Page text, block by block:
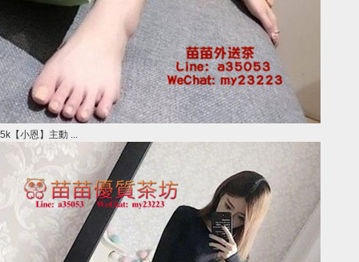
5k【小恩】主動 ...